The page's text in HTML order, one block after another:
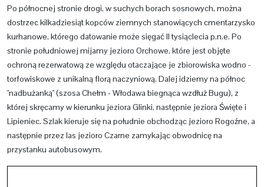
Po północnej stronie drogi, w suchych borach sosnowych, można
dostrzec kilkadziesiąt kopców ziemnych stanowiących cmentarzysko
kurhanowe, którego datowanie może sięgać II tysiąclecia p.n.e. Po
stronie południowej mijamy jezioro Orchowe, które jest objęte
ochroną rezerwatową ze względu otaczające je zbiorowiska wodno -
torfowiskowe z unikalną florą naczyniową. Dalej idziemy na północ
"nadbużanką" (szosa Chełm - Włodawa biegnąca wzdłuż Bugu), z
której skręcamy w kierunku jeziora Glinki, następnie jeziora Święte i
Lipieniec. Szlak kieruje się na południe obchodząc jezioro Rogoźne, a
następnie przez las jezioro Czarne zamykając obwodnicę na
przystanku autobusowym.